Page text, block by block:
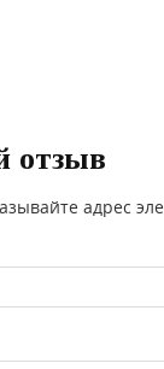
отзыв
адрес